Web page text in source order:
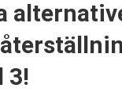
3!